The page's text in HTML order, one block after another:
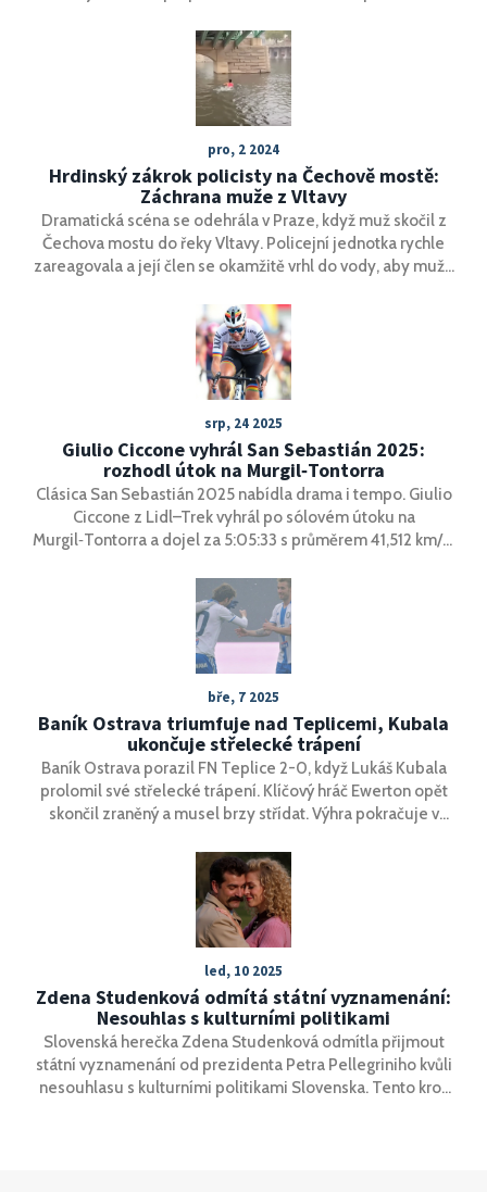
turnaje a poskočil na 24. místo světového žebříčku.
Přestože bojoval se zraněním kolena, jeho výkon byl
dominantní a získal uznání i od svého idola Djokoviče.
pro, 2 2024
Hrdinský zákrok policisty na Čechově mostě:
Záchrana muže z Vltavy
Dramatická scéna se odehrála v Praze, když muž skočil z
Čechova mostu do řeky Vltavy. Policejní jednotka rychle
zareagovala a její člen se okamžitě vrhl do vody, aby muže
bezpečně vytáhnout z vody. Událost zdůrazňuje
nebezpečí vstupu do rozvodněných řek a statečnost
záchranářů.
srp, 24 2025
Giulio Ciccone vyhrál San Sebastián 2025:
rozhodl útok na Murgil‑Tontorra
Clásica San Sebastián 2025 nabídla drama i tempo. Giulio
Ciccone z Lidl–Trek vyhrál po sólovém útoku na
Murgil‑Tontorra a dojel za 5:05:33 s průměrem 41,512 km/h.
s). Rozhodl nástup po akci Primože Rogliče na Erlaitz.
Závod týden po Tour opět ukázal formu jezdců před
Vueltou.
bře, 7 2025
Baník Ostrava triumfuje nad Teplicemi, Kubala
ukončuje střelecké trápení
Baník Ostrava porazil FN Teplice 2-0, když Lukáš Kubala
prolomil své střelecké trápení. Klíčový hráč Ewerton opět
skončil zraněný a musel brzy střídat. Výhra pokračuje v
venkovních utkáních.
led, 10 2025
Zdena Studenková odmítá státní vyznamenání:
Nesouhlas s kulturními politikami
Slovenská herečka Zdena Studenková odmítla přijmout
státní vyznamenání od prezidenta Petra Pellegriniho kvůli
nesouhlasu s kulturními politikami Slovenska. Tento krok